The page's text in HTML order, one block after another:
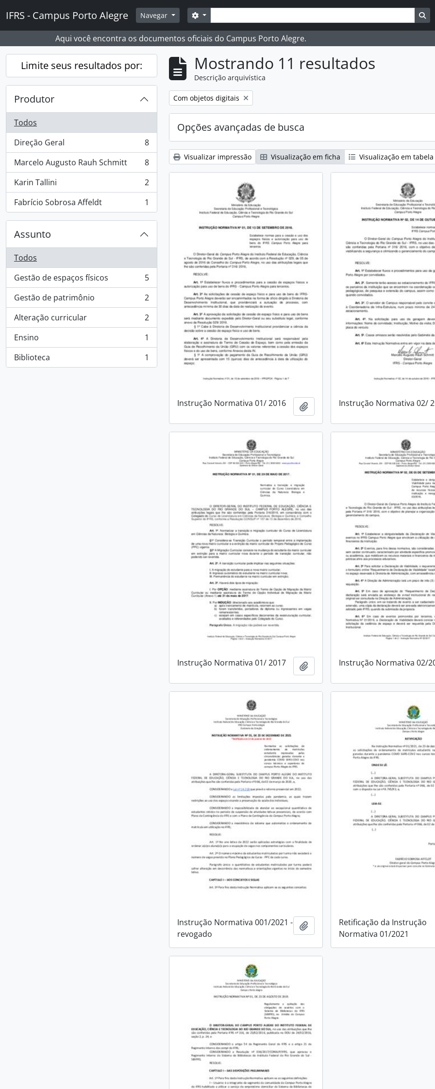
IFRS - Campus Porto Alegre Navegar Buscar
Opções de busca
Aqui você encontra os documentos oficiais do Campus Porto Alegre.
Limite seus resultados por:
Produtor
Todos
Direção Geral
, 8 resultados
8
Marcelo Augusto Rauh Schmitt
, 8 resultados
8
Karin Tallini
, 2 resultados
2
Fabrício Sobrosa Affeldt
, 1 resultados 1
Assunto
Todos
Gestão de espaços físicos
, 5 resultados
5
Gestão de patrimônio
, 2 resultados
2
Alteração curricular
, 2 resultados
2
Ensino
, 1 resultados
1
Biblioteca
, 1 resultados 1
Mostrando 11 resultados
Descrição arquivística
Remover filtro:
Com objetos digitais
Opções avançadas de busca
Visualizar impressão Visualização em ficha Visualização em tabela
Instrução Normativa 01/ 2016 Adicionar a área de transferência
Instrução Normativa 02/
Instrução Normativa 01/ 2017 Adicionar a área de transferência
Instrução Normativa 02/
Instrução Normativa 001/2021 -
revogado
Adicionar a área de transferência
Retificação da Instrução
Normativa 01/2021